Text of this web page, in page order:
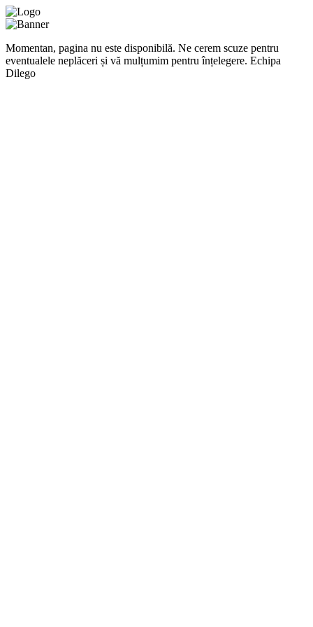
Momentan, pagina nu este disponibilă. Ne cerem scuze pentru
eventualele neplăceri și vă mulțumim pentru înțelegere. Echipa
Dilego